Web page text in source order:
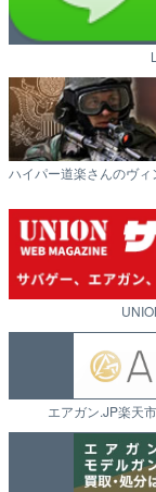
ハイパー道楽さんのヴ
エアガン.JP楽天